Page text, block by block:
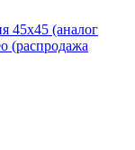
45х45 (аналог
(распродажа